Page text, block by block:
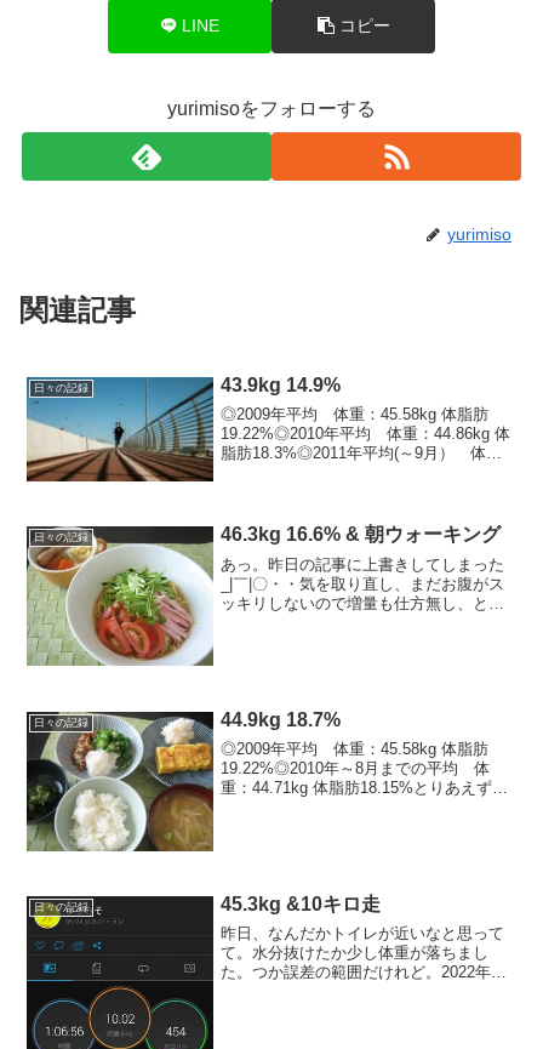
LINE コピー
yurimisoをフォローする
yurimiso
関連記事
日々の記録 43.9kg 14.9%
◎2009年平均 体重：45.58kg 体脂肪
19.22%◎2010年平均 体重：44.86kg 体
脂肪18.3%◎2011年平均(～9月） 体
日々の記録 46.3kg 16.6% & 朝ウォーキング
あっ。昨日の記事に上書きしてしまった
_|￣|〇・・気を取り直し、まだお腹がス
ッキリしないので増量も仕方無し、と開
日々の記録 44.9kg 18.7%
◎2009年平均 体重：45.58kg 体脂肪
19.22%◎2010年～8月までの平均 体
重：44.71kg 体脂肪18.15%とりあえず、
日々の記録 45.3kg &10キロ走
昨日、なんだかトイレが近いなと思って
て。水分抜けたか少し体重が落ちまし
た。つか誤差の範囲だけれど。2022年の